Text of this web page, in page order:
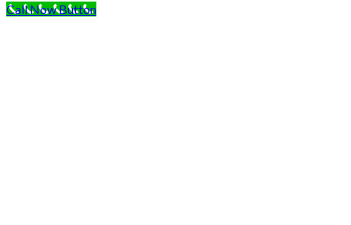
Call Now Button